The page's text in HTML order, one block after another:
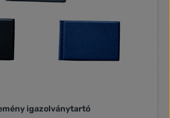
igazolványtartó